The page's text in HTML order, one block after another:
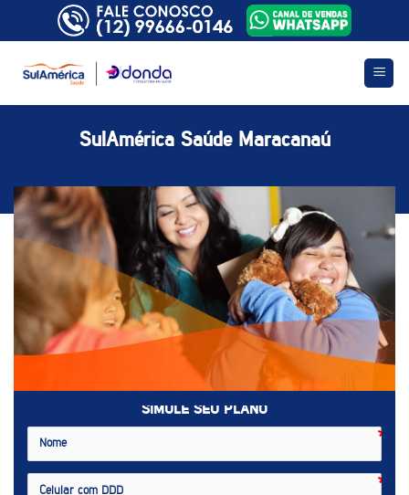
SulAmérica Saúde Maracanaú
SIMULE SEU PLANO